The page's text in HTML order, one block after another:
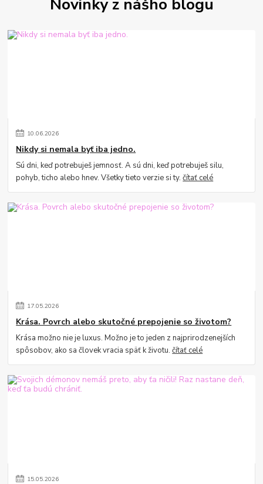
10.06.2026
Nikdy si nemala byť iba jedno.
Sú dni, keď potrebuješ jemnosť. A sú dni, keď potrebuješ silu,
pohyb, ticho alebo hnev. Všetky tieto verzie si ty.čítať celé
17.05.2026
Krása. Povrch alebo skutočné prepojenie so životom?
Krása možno nie je luxus. Možno je to jeden z najprirodzenejších
spôsobov, ako sa človek vracia späť k životu.čítať celé
15.05.2026